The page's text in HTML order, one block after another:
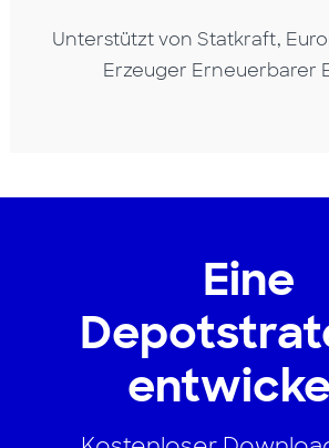
Unterstützt von Statkraft,
Erzeuger Erneuerbarer
Eine